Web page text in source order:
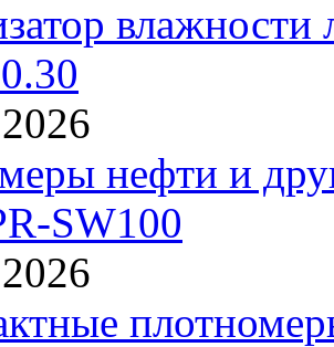
нефти и
SW100